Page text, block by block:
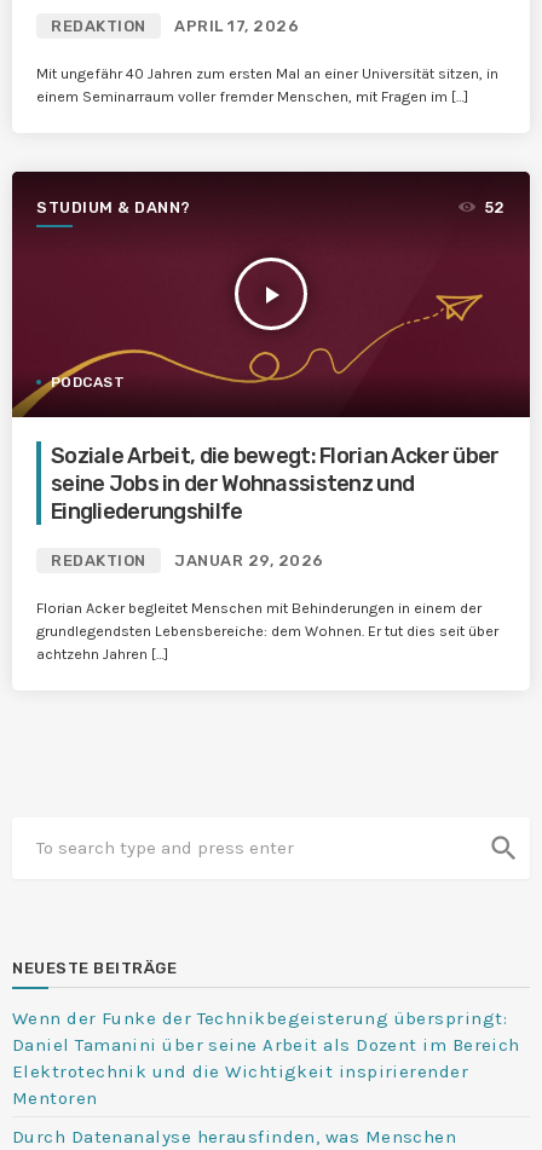
REDAKTION APRIL 17, 2026
Mit ungefähr 40 Jahren zum ersten Mal an einer Universität sitzen, in
einem Seminarraum voller fremder Menschen, mit Fragen im […]
STUDIUM & DANN?
play_arrow
52
PODCAST
Soziale Arbeit, die bewegt: Florian Acker über
seine Jobs in der Wohnassistenz und
Eingliederungshilfe
REDAKTION JANUAR 29, 2026
Florian Acker begleitet Menschen mit Behinderungen in einem der
grundlegendsten Lebensbereiche: dem Wohnen. Er tut dies seit über
achtzehn Jahren […]
search
NEUESTE BEITRÄGE
Wenn der Funke der Technikbegeisterung überspringt:
Daniel Tamanini über seine Arbeit als Dozent im Bereich
Elektrotechnik und die Wichtigkeit inspirierender
Mentoren
Durch Datenanalyse herausfinden, was Menschen